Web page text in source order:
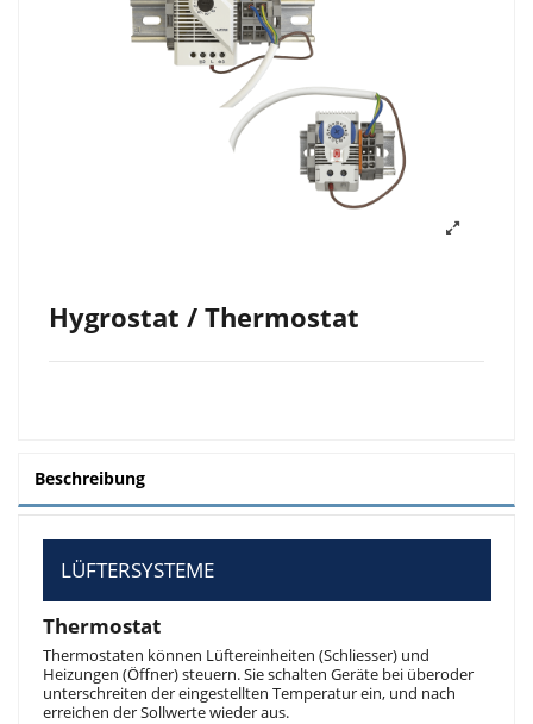
Hygrostat / Thermostat
Beschreibung
LÜFTERSYSTEME
Thermostat
Thermostaten können Lüftereinheiten (Schliesser) und
Heizungen (Öffner) steuern. Sie schalten Geräte bei überoder
unterschreiten der eingestellten Temperatur ein, und nach
erreichen der Sollwerte wieder aus.